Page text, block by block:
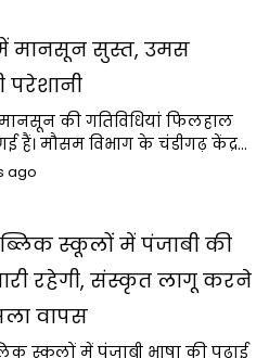
मानसून सुस्त, उमस
परेशानी
की गतिविधियां फिलहाल
हैं। मौसम विभाग के चंडीगढ़ केंद्र…
ago
स्कूलों में पंजाबी की
रहेगी, संस्कृत लागू करने
वापस
स्कूलों में पंजाबी भाषा की पढ़ाई